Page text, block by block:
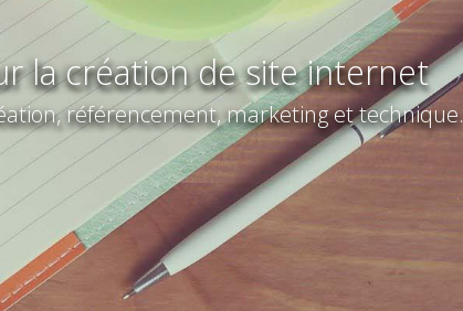
la création de site internet
référencement, marketing et technique.